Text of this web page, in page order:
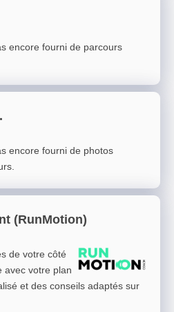
encore fourni de parcours
encore fourni de photos
(RunMotion)
de votre côté
avec votre plan
et des conseils adaptés sur